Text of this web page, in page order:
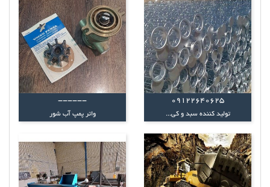
09122640625
تولید کننده سبد و کی...
------
واتر پمپ آب شور